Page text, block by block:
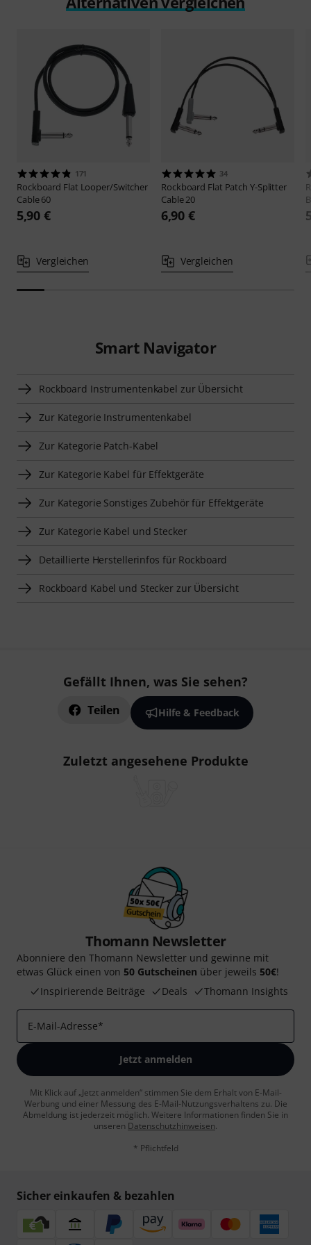
171
Rockboard Flat Looper/Switcher
Cable 60
5,90 €
Vergleichen
34
Rockboard Flat Patch Y-Splitter
Cable 20
6,90 €
Vergleichen
Smart Navigator
Rockboard Instrumentenkabel zur Übersicht
Zur Kategorie Instrumentenkabel
Zur Kategorie Patch-Kabel
Zur Kategorie Kabel für Effektgeräte
Zur Kategorie Sonstiges Zubehör für Effektgeräte
Zur Kategorie Kabel und Stecker
Detaillierte Herstellerinfos für Rockboard
Rockboard Kabel und Stecker zur Übersicht
Gefällt Ihnen, was Sie sehen?
Teilen Hilfe & Feedback
Zuletzt angesehene Produkte
Thomann Newsletter
Abonniere den Thomann Newsletter und gewinne mit
etwas Glück einen von 50 Gutscheinen über jeweils 50€!
Inspirierende Beiträge
Deals Thomann Insights
E-Mail-Adresse*
Jetzt anmelden
Mit Klick auf „Jetzt anmelden“ stimmen Sie dem Erhalt von E-Mail-
Werbung und einer Messung des E-Mail-Nutzungsverhaltens zu. Die
Abmeldung ist jederzeit möglich. Weitere Informationen finden Sie in
unseren Datenschutzhinweisen.
* Pflichtfeld
Sicher einkaufen & bezahlen